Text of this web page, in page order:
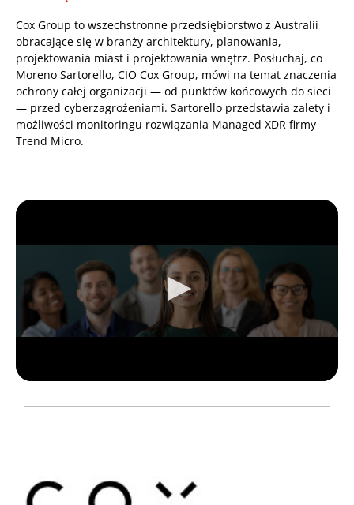
Cox Group to wszechstronne przedsiębiorstwo z Australii
obracające się w branży architektury, planowania,
projektowania miast i projektowania wnętrz. Posłuchaj, co
Moreno Sartorello, CIO Cox Group, mówi na temat znaczenia
ochrony całej organizacji — od punktów końcowych do sieci
— przed cyberzagrożeniami. Sartorello przedstawia zalety i
możliwości monitoringu rozwiązania Managed XDR firmy
Trend Micro.